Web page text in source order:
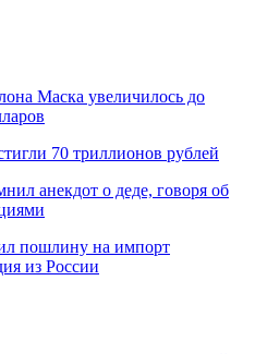
Маска увеличилось до
70 триллионов рублей
анекдот о деде, говоря об
пошлину на импорт
из России